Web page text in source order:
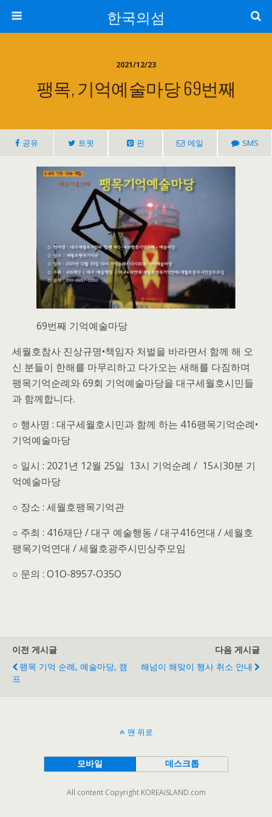
한국의섬
2021/12/23
팽목, 기억예술마당 69번째
공유 트윗 핀 메일 SMS
69번째 기억예술마당
세월호참사 진상규명•책임자 처벌을 바라면서 함께 해 오
신 분들이 한해를 마무리하고 다가오는 새해를 다짐하며
팽목기억순례와 69회 기억예술마당을 대구세월호시민들
과 함께합니다.
○ 행사명 : 대구세월호시민과 함께 하는 416팽목기억순례•
기억예술마당
○ 일시 : 2021년 12월 25일 13시 기억순례 / 15시30분 기
억예술마당
○ 장소 : 세월호팽목기억관
○ 주최 : 416재단 / 대구 예술행동 / 대구416연대 / 세월호
팽목기억연대 / 세월호광주시민상주모임
○ 문의 : O1O-8957-O35O
이전 게시글
팽목 기억 순례, 예술마당, 캠
프
다음 게시글
해넘이 해맞이 행사 취소 안내
맨 위로
모바일 데스크톱
All content Copyright KOREAiSLAND.com